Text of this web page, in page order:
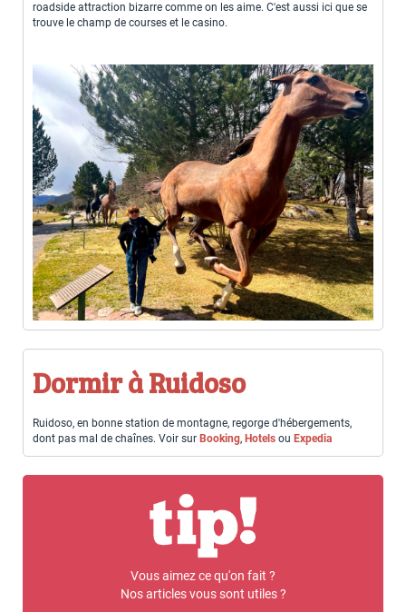
roadside attraction bizarre comme on les aime. C'est aussi ici que se
trouve le champ de courses et le casino.
Dormir à Ruidoso
Ruidoso, en bonne station de montagne, regorge d'hébergements,
dont pas mal de chaînes. Voir sur Booking, Hotels ou Expedia
Vous aimez ce qu'on fait ?
Nos articles vous sont utiles ?